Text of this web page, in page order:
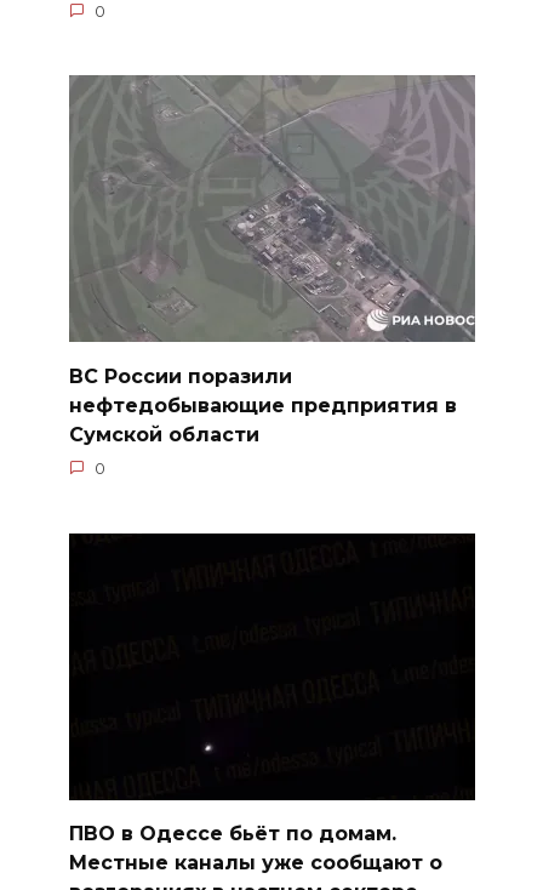
0
ВС России поразили
нефтедобывающие предприятия в
Сумской области
0
ПВО в Одессе бьёт по домам.
Местные каналы уже сообщают о